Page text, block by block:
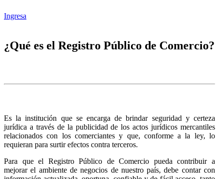
Ingresa
¿Qué es el Registro Público de Comercio?
Es la institución que se encarga de brindar seguridad y certeza
jurídica a través de la publicidad de los actos jurídicos mercantiles
relacionados con los comerciantes y que, conforme a la ley, lo
requieran para surtir efectos contra terceros.
Para que el Registro Público de Comercio pueda contribuir a
mejorar el ambiente de negocios de nuestro país, debe contar con